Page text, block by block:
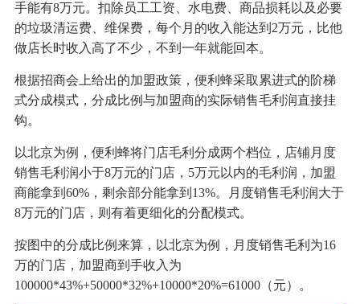
手能有8万元。扣除员工工资、水电费、商品损耗以及必要
的垃圾清运费、维保费，每个月的收入能达到2万元，比他
做店长时收入高了不少，不到一年就能回本。
根据招商会上给出的加盟政策，便利蜂采取累进式的阶梯
式分成模式，分成比例与加盟商的实际销售毛利润直接挂
钩。
以北京为例，便利蜂将门店毛利分成两个档位，店铺月度
销售毛利润小于8万元的门店，5万元以内的毛利润，加盟
商能拿到60%，剩余部分能拿到13%。月度销售毛利润大于
8万元的门店，则有着更细化的分配模式。
按图中的分成比例来算，以北京为例，月度销售毛利为16
万的门店，加盟商到手收入为
100000*43%+50000*32%+10000*20%=61000（元）。